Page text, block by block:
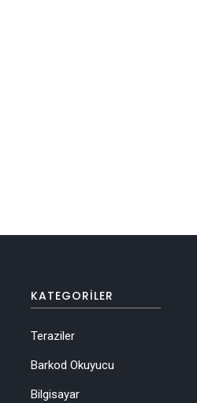
KATEGORILER
Teraziler
Barkod Okuyucu
Bilgisayar